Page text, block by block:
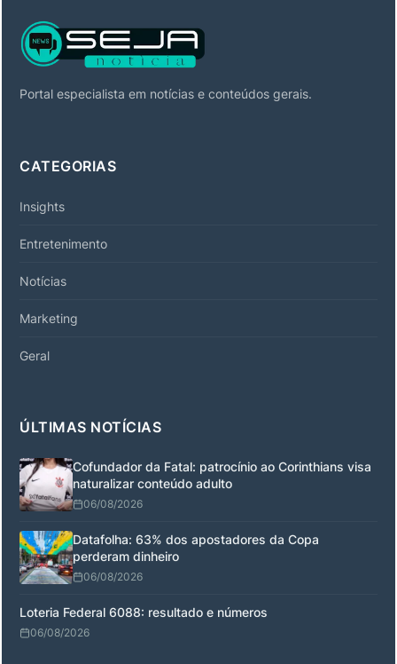
Portal especialista em notícias e conteúdos gerais.
CATEGORIAS
Insights
Entretenimento
Notícias
Marketing
Geral
ÚLTIMAS NOTÍCIAS
Cofundador da Fatal: patrocínio ao Corinthians visa
naturalizar conteúdo adulto
06/08/2026
Datafolha: 63% dos apostadores da Copa
perderam dinheiro
06/08/2026
Loteria Federal 6088: resultado e números
06/08/2026